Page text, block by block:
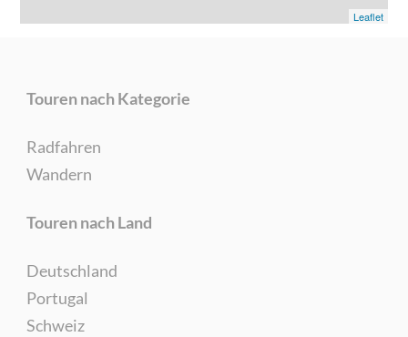
Leaflet
Touren nach Kategorie
Radfahren
Wandern
Touren nach Land
Deutschland
Portugal
Schweiz